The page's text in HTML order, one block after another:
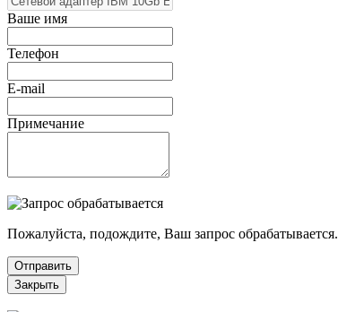
Ваше имя
Телефон
E-mail
Примечание
Пожалуйста, подождите, Ваш запрос обрабатывается.
Отправить
Закрыть